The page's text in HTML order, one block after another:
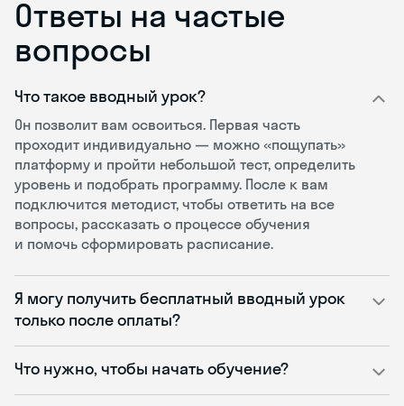
Ответы на частые
вопросы
Что такое вводный урок?
Он позволит вам освоиться. Первая часть
проходит индивидуально — можно «пощупать»
платформу и пройти небольшой тест, определить
уровень и подобрать программу. После к вам
подключится методист, чтобы ответить на все
вопросы, рассказать о процессе обучения
и помочь сформировать расписание.
Я могу получить бесплатный вводный урок
только после оплаты?
Что нужно, чтобы начать обучение?